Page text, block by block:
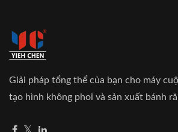
Giải pháp tổng thể của bạn cho máy
tạo hình không phoi và sản xuất bánh